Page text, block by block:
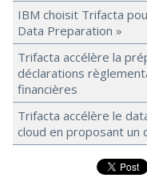
IBM choisit Trifacta
Data Preparation »
Trifacta accélère la
déclarations
financières
Trifacta accélère le
cloud en proposant un